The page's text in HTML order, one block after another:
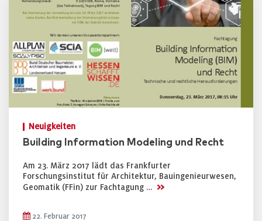
Neuigkeiten
Building Information Modeling und Recht
Am 23. März 2017 lädt das Frankfurter
Forschungsinstitut für Architektur, Bauingenieurwesen,
Geomatik (FFin) zur Fachtagung … >>
22. Februar 2017